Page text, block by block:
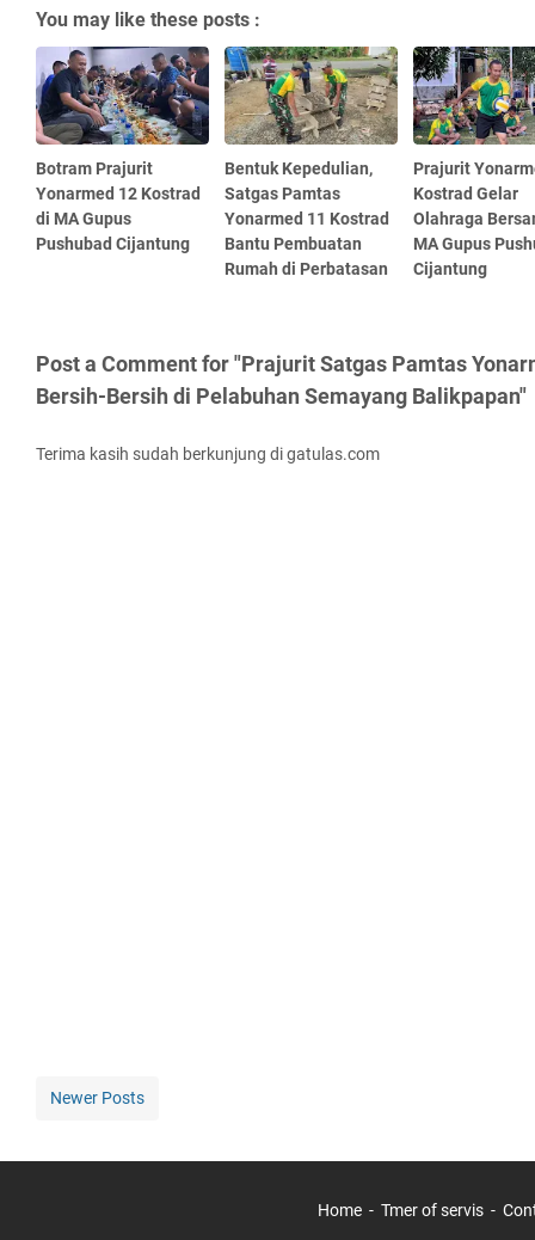
You may like these posts :
Botram Prajurit
Yonarmed 12 Kostrad
di MA Gupus
Pushubad Cijantung
Bentuk Kepedulian,
Satgas Pamtas
Yonarmed 11 Kostrad
Bantu Pembuatan
Rumah di Perbatasan
Prajurit
Kostrad Gelar
Olahraga
MA Gupus
Cijantung
Post a Comment for "Prajurit Satgas Pamtas
Bersih-Bersih di Pelabuhan Semayang Balikpapan"
Terima kasih sudah berkunjung di gatulas.com
Newer Posts
Home Tmer of servis